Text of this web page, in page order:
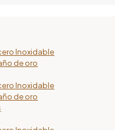
Inoxidable
de oro
Inoxidable
de oro